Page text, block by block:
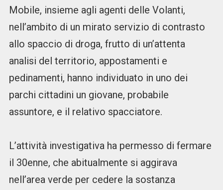
Mobile, insieme agli agenti delle Volanti,
nell’ambito di un mirato servizio di contrasto
allo spaccio di droga, frutto di un’attenta
analisi del territorio, appostamenti e
pedinamenti, hanno individuato in uno dei
parchi cittadini un giovane, probabile
assuntore, e il relativo spacciatore.
L’attività investigativa ha permesso di fermare
il 30enne, che abitualmente si aggirava
nell’area verde per cedere la sostanza